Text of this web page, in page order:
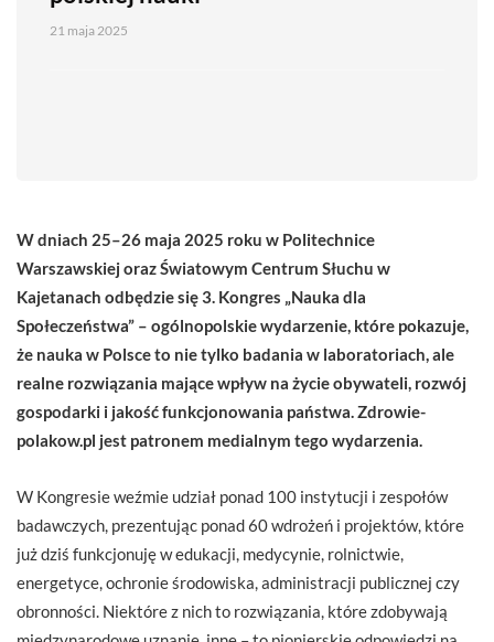
21 maja 2025
W dniach 25–26 maja 2025 roku w Politechnice
Warszawskiej oraz Światowym Centrum Słuchu w
Kajetanach odbędzie się 3. Kongres „Nauka dla
Społeczeństwa” – ogólnopolskie wydarzenie, które pokazuje,
że nauka w Polsce to nie tylko badania w laboratoriach, ale
realne rozwiązania mające wpływ na życie obywateli, rozwój
gospodarki i jakość funkcjonowania państwa. Zdrowie-
polakow.pl jest patronem medialnym tego wydarzenia.
W Kongresie weźmie udział ponad 100 instytucji i zespołów
badawczych, prezentując ponad 60 wdrożeń i projektów, które
już dziś funkcjonuję w edukacji, medycynie, rolnictwie,
energetyce, ochronie środowiska, administracji publicznej czy
obronności. Niektóre z nich to rozwiązania, które zdobywają